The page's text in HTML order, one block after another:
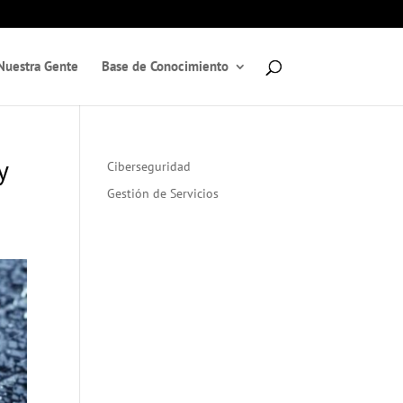
Gente Base de Conocimiento
Ciberseguridad
Gestión de Servicios